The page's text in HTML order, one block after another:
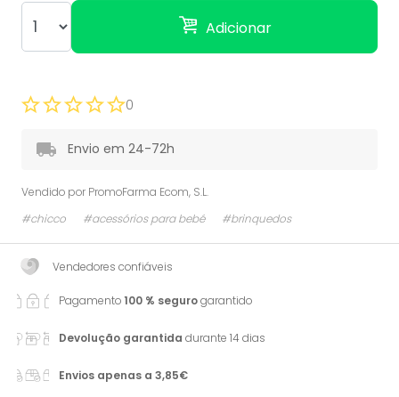
Adicionar
0
Envio em 24-72h
Vendido por PromoFarma Ecom, S.L.
#chicco
#acessórios para bebé #brinquedos
Vendedores confiáveis
Pagamento100 % segurogarantido
Devolução garantida durante 14 dias
Envios apenas a 3,85€